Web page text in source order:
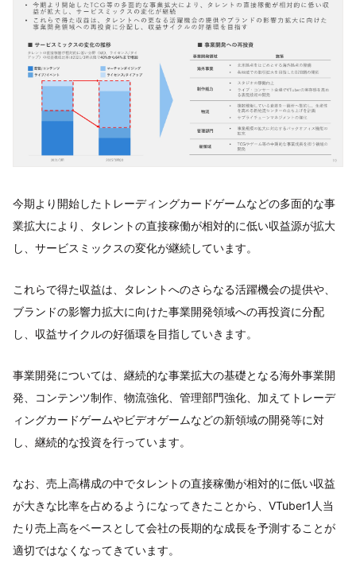
今期より開始したトレーディングカードゲームなどの多面的な事
業拡大により、タレントの直接稼働が相対的に低い収益源が拡大
し、サービスミックスの変化が継続しています。
これらで得た収益は、タレントへのさらなる活躍機会の提供や、
ブランドの影響力拡大に向けた事業開発領域への再投資に分配
し、収益サイクルの好循環を目指していきます。
事業開発については、継続的な事業拡大の基礎となる海外事業開
発、コンテンツ制作、物流強化、管理部門強化、加えてトレーデ
ィングカードゲームやビデオゲームなどの新領域の開発等に対
し、継続的な投資を行っています。
なお、売上高構成の中でタレントの直接稼働が相対的に低い収益
が大きな比率を占めるようになってきたことから、VTuber1人当
たり売上高をベースとして会社の長期的な成長を予測することが
適切ではなくなってきています。